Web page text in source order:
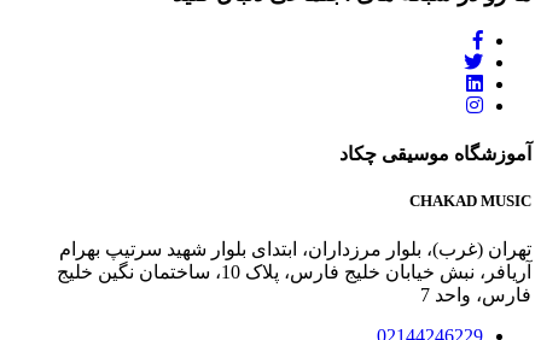
آموزشگاه موسیقی چکاد
CHAKAD MUSIC
تهران (غرب)، بلوار مرزداران، ابتدای بلوار شهید سرتیپ بهرام
آریافر، نبش خیابان خلیج فارس، پلاک 10، ساختمان نگین خلیج
فارس، واحد 7